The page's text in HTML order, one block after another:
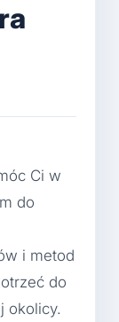
Ci w
do
i metod
do
okolicy.